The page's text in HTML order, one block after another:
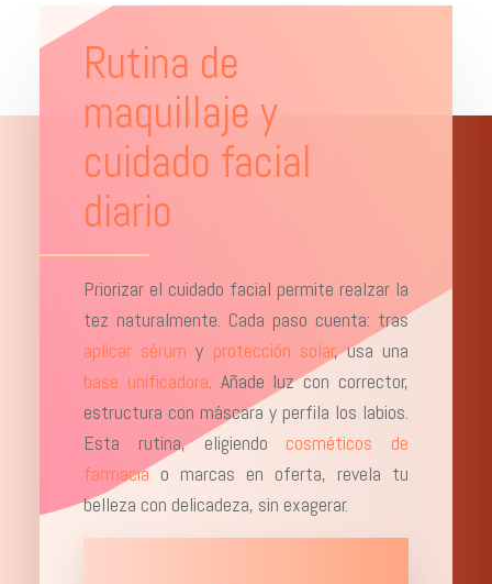
Rutina de
maquillaje y
cuidado facial
diario
Priorizar el cuidado facial permite realzar la
tez naturalmente. Cada paso cuenta: tras
aplicar sérum y protección solar, usa una
base unificadora. Añade luz con corrector,
estructura con máscara y perfila los labios.
Esta rutina, eligiendo cosméticos de
farmaciao marcas en oferta, revela tu
belleza con delicadeza, sin exagerar.